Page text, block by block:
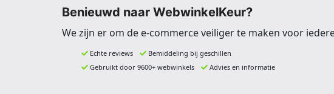
Benieuwd naar WebwinkelKeur?
We zijn er om de e-commerce veiliger te maken voor
Echte reviews
Bemiddeling bij geschillen
Gebruikt door 9600+ webwinkels
Advies en informatie